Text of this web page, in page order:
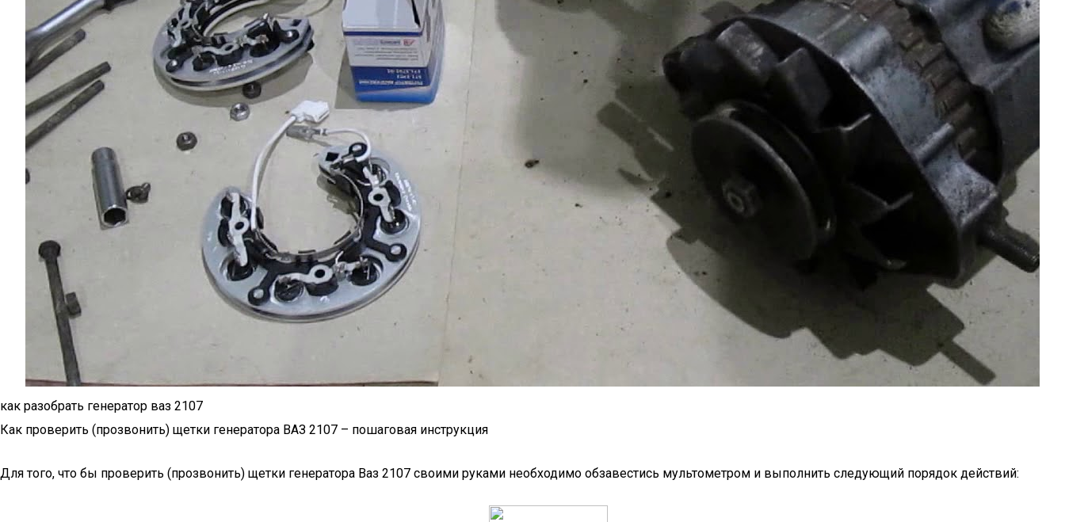
как разобрать генератор ваз 2107
Как проверить (прозвонить) щетки генератора ВАЗ 2107 – пошаговая инструкция
Для того, что бы проверить (прозвонить) щетки генератора Ваз 2107 своими руками необходимо обзавестись мультометром и выполнить следующий порядок действий: